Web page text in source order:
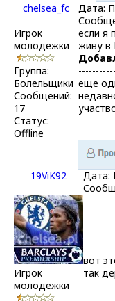
chelsea_fc
Дата:
Игрок
молодежки
Группа:
Болельщики
Сообщений:
17
Статус:
Offline
если я
живу в
еще
19ViK92
Дата:
Игрок
молодежки
вот
так